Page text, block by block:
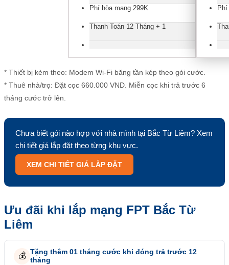
Phí hòa mạng 299K
Thanh Toán 12 Tháng + 1
* Thiết bị kèm theo: Modem Wi-Fi băng tần kép theo gói cước.
* Thuê nhà/trọ: Đặt cọc 660.000 VND. Miễn cọc khi trả trước 6
tháng cước trở lên.
Chưa biết gói nào hợp với nhà mình tại Bắc Từ Liêm? Xem
chi tiết giá lắp đặt theo từng khu vực.
XEM CHI TIẾT GIÁ LẮP ĐẶT
Ưu đãi khi lắp mạng FPT Bắc Từ
Liêm
💰 Tặng thêm 01 tháng cước khi đóng trả trước 12
tháng